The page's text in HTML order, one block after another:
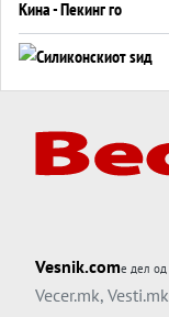
Vesnik.comе дел од
Vecer.mk, Vesti.mk